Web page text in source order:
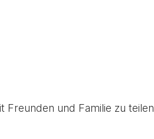
und Familie zu teilen